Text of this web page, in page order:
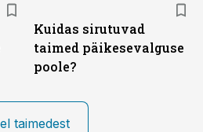
Kuidas sirutuvad
taimed päikesevalguse
poole?
taimedest